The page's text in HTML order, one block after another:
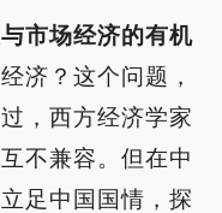
市场经济的有机
济？这个问题，
，西方经济学家
不兼容。但在中
足中国国情，探